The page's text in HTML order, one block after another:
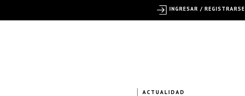
ACTUALIDAD
INGRESAR / REGISTRARSE